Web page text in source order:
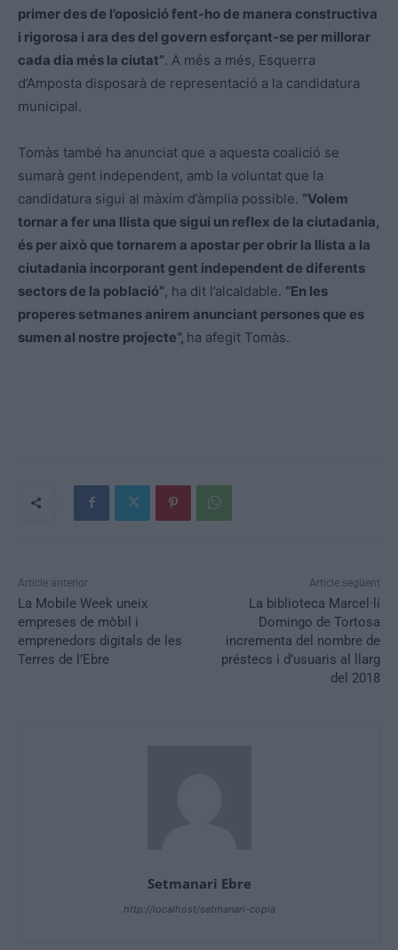
primer des de l’oposició fent-ho de manera constructiva
i rigorosa i ara des del govern esforçant-se per millorar
cada dia més la ciutat”. A més a més, Esquerra
d’Amposta disposarà de representació a la candidatura
municipal.
Tomàs també ha anunciat que a aquesta coalició se
sumarà gent independent, amb la voluntat que la
candidatura sigui al màxim d’àmplia possible. “Volem
tornar a fer una llista que sigui un reflex de la ciutadania,
és per això que tornarem a apostar per obrir la llista a la
ciutadania incorporant gent independent de diferents
sectors de la població”, ha dit l’alcaldable. “En les
properes setmanes anirem anunciant persones que es
sumen al nostre projecte”, ha afegit Tomàs.
Article anterior
La Mobile Week uneix
empreses de mòbil i
emprenedors digitals de les
Terres de l’Ebre
Article següent
La biblioteca Marcel·lí
Domingo de Tortosa
incrementa del nombre de
préstecs i d’usuaris al llarg
del 2018
Setmanari Ebre
http://localhost/setmanari-copia